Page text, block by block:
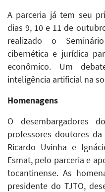
A parceria já tem seu
dias 9, 10 e 11 de
realizado o
cibernética e jurídica
econômico. Um
inteligência artificial na
Homenagens
O desembargadores
professores doutores
Ricardo Uvinha e
Esmat, pelo parceria e
tocantinense. As
presidente do TJTO,